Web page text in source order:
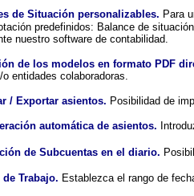
de Situación personalizables. Para
predefinidos: Balance de
nuestro software de contabilidad.
de los modelos en formato PDF
entidades colaboradoras.
/ Exportar asientos. Posibilidad de
automática de asientos.
de Subcuentas en el diario.
Trabajo. Establezca el rango de